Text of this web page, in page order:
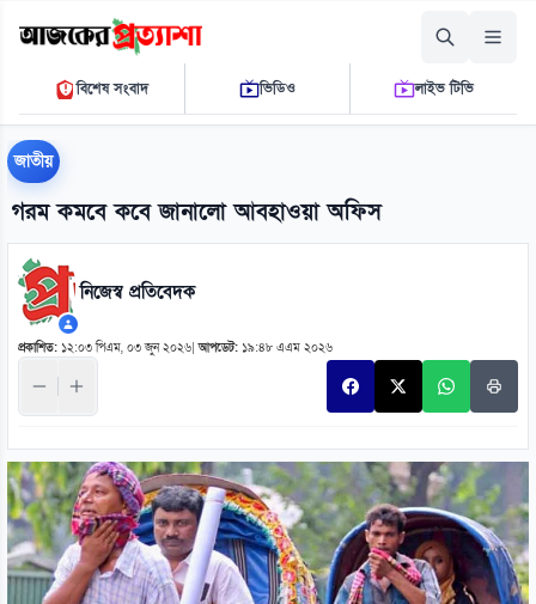
শুক্রবার, ০৭ আগস্ট ২০২৬
০৬:১৬:১৬ পি.এম.THE DAILY AJKER PROTTASHA
বিশেষ সংবাদ ভিডিও লাইভ টিভি
জাতীয়
গরম কমবে কবে জানালো আবহাওয়া অফিস
নিজেস্ব প্রতিবেদক
প্রকাশিত: ১২:০৩ পিএম, ০৩ জুন ২০২৬ |আপডেট: ১৯:৪৮ এএম ২০২৬